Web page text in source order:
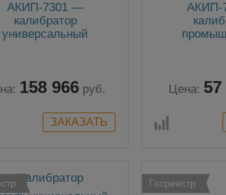
АКИП-7301 —
калибратор
универсальный
158 966 руб.
АКИП-
Цена: 57
Госреестр